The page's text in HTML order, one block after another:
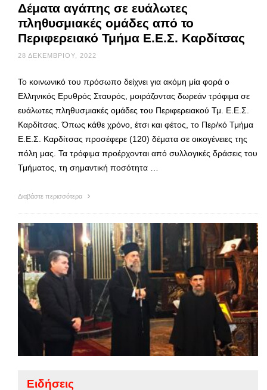
Δέματα αγάπης σε ευάλωτες
πληθυσμιακές ομάδες από το
Περιφερειακό Τμήμα Ε.Ε.Σ. Καρδίτσας
28 ΔΕΚΕΜΒΡΊΟΥ, 2022
Το κοινωνικό του πρόσωπο δείχνει για ακόμη μία φορά ο
Ελληνικός Ερυθρός Σταυρός, μοιράζοντας δωρεάν τρόφιμα σε
ευάλωτες πληθυσμιακές ομάδες του Περιφερειακού Τμ. Ε.Ε.Σ.
Καρδίτσας. Όπως κάθε χρόνο, έτσι και φέτος, το Περ/κό Τμήμα
Ε.Ε.Σ. Καρδίτσας προσέφερε (120) δέματα σε οικογένειες της
πόλη μας. Τα τρόφιμα προέρχονται από συλλογικές δράσεις του
Τμήματος, τη σημαντική ποσότητα …
Διαβάστε περισσότερα
Ειδήσεις